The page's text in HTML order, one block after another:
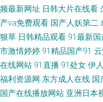
无码二区 欧美日韩性爱网 AV老
97 91色美白乳 欧美专区视频导
色淫爽片 伊人干大香蕉 精品福利
俺去撸 少妇精品在线91 AV五月
频最新网址 日韩大片在线看
产va免费观看 国产人妖第二
狠草 日韩精品观看 91最新国
市激情婷婷 91精品国产91
在线网站 91直播 91处女 伊
福利资源网 东方成人在线 国
国产在线播放网站 亚洲日本